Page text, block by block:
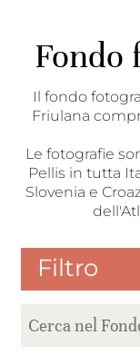
Fondo
Il fondo
Friulana
Le fotografie
Pellis in tutta
Slovenia e
Filtro